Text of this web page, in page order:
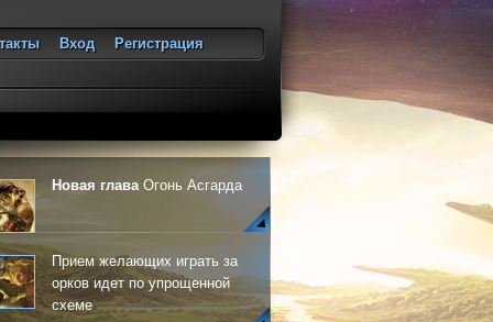
Вход
Регистрация
Новая главаОгонь Асгарда
Прием желающих играть за
орков идет по упрощенной
схеме